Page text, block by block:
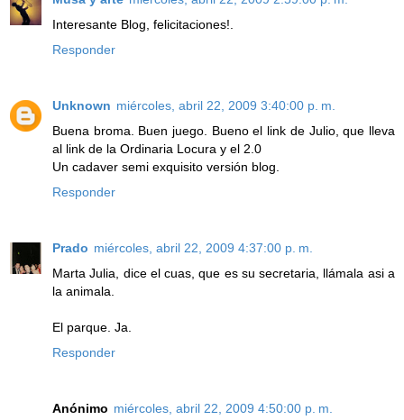
Interesante Blog, felicitaciones!.
Responder
Unknown miércoles, abril 22, 2009 3:40:00 p. m.
Buena broma. Buen juego. Bueno el link de Julio, que lleva
al link de la Ordinaria Locura y el 2.0
Un cadaver semi exquisito versión blog.
Responder
Prado miércoles, abril 22, 2009 4:37:00 p. m.
Marta Julia, dice el cuas, que es su secretaria, llámala asi a
la animala.
El parque. Ja.
Responder
Anónimo miércoles, abril 22, 2009 4:50:00 p. m.